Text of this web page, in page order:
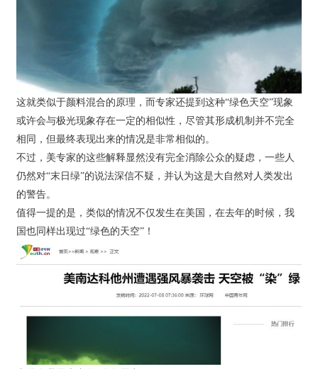
这就类似于颜料混合的原理，而专家还提到这种“绿色天空”现象
或许会与极光现象存在一定的相似性，尽管其形成机制并不完全
相同，但最终表现出来的情况是非常相似的。
不过，美专家的这些解释显然没有完全消除公众的疑虑，一些人
仍然对“末日绿”的说法深信不疑，并认为这是大自然对人类发出
的警告。
值得一提的是，类似的情况不仅发生在美国，在去年的时候，我
国也同样出现过“绿色的天空”！